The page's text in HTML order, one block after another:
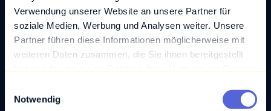
Verwendung unserer Website an unsere Partner für
soziale Medien, Werbung und Analysen weiter. Unsere
Partner führen diese Informationen möglicherweise mit
weiteren Daten zusammen, die Sie ihnen bereitgestellt
Notwendig
für ein unverbindliches Erstgespräch.